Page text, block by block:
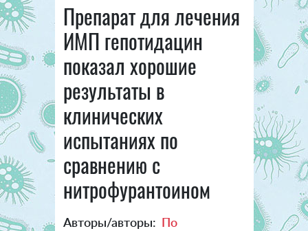
Препарат для лечения
ИМП гепотидацин
показал хорошие
результаты в
клинических
испытаниях по
сравнению с
нитрофурантоином
Авторы/авторы: По